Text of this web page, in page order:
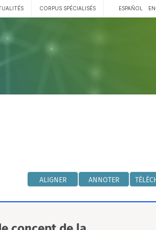
CORPUS SPÉCIALISÉS ESPAÑOL
ALIGNER ANNOTER